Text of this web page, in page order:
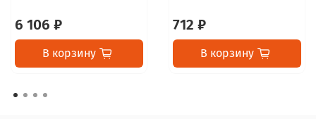
6 106 ₽
В корзину
712 ₽
В корзину